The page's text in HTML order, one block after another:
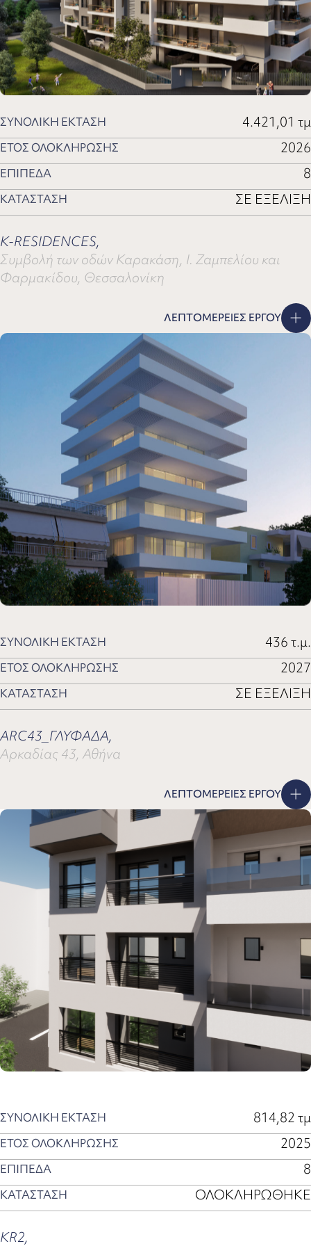
ΣΥΝΟΛΙΚΗ ΕΚΤΑΣΗ 4.421,01 τμ
ΕΤΟΣ ΟΛΟΚΛΗΡΩΣΗΣ 2026
ΕΠΙΠΕΔΑ 8
ΚΑΤΑΣΤΑΣΗ ΣΕ ΕΞΕΛΙΞΗ
K-RESIDENCES,
Συμβολή των οδών Καρακάση, Ι. Ζαμπελίου και
Φαρμακίδου, Θεσσαλονίκη
ΛΕΠΤΟΜΕΡΕΙΕΣ ΕΡΓΟΥ
ΣΥΝΟΛΙΚΗ ΕΚΤΑΣΗ 436 τ.μ.
ΕΤΟΣ ΟΛΟΚΛΗΡΩΣΗΣ 2027
ΚΑΤΑΣΤΑΣΗ ΣΕ ΕΞΕΛΙΞΗ
ARC43_ΓΛΥΦΑΔΑ,
Αρκαδίας 43, Αθήνα
ΛΕΠΤΟΜΕΡΕΙΕΣ ΕΡΓΟΥ
KR2
ΣΥΝΟΛΙΚΗ ΕΚΤΑΣΗ 814,82 τμ
ΕΤΟΣ ΟΛΟΚΛΗΡΩΣΗΣ 2025
ΕΠΙΠΕΔΑ 8
ΚΑΤΑΣΤΑΣΗ ΟΛΟΚΛΗΡΩΘΗΚΕ
KR2,